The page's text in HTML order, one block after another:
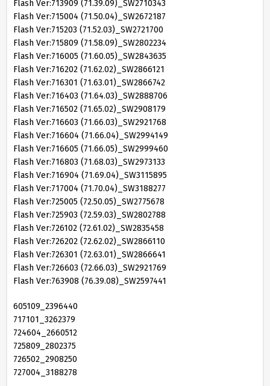
Flash Ver:713909 (71.39.09)_SW2710343
Flash Ver:715004 (71.50.04)_SW2672187
Flash Ver:715203 (71.52.03)_SW2721700
Flash Ver:715809 (71.58.09)_SW2802234
Flash Ver:716005 (71.60.05)_SW2843635
Flash Ver:716202 (71.62.02)_SW2866121
Flash Ver:716301 (71.63.01)_SW2866742
Flash Ver:716403 (71.64.03)_SW2888706
Flash Ver:716502 (71.65.02)_SW2908179
Flash Ver:716603 (71.66.03)_SW2921768
Flash Ver:716604 (71.66.04)_SW2994149
Flash Ver:716605 (71.66.05)_SW2999460
Flash Ver:716803 (71.68.03)_SW2973133
Flash Ver:716904 (71.69.04)_SW3115895
Flash Ver:717004 (71.70.04)_SW3188277
Flash Ver:725005 (72.50.05)_SW2775678
Flash Ver:725903 (72.59.03)_SW2802788
Flash Ver:726102 (72.61.02)_SW2835458
Flash Ver:726202 (72.62.02)_SW2866110
Flash Ver:726301 (72.63.01)_SW2866641
Flash Ver:726603 (72.66.03)_SW2921769
Flash Ver:763908 (76.39.08)_SW2597441
605109_2396440
717101_3262379
724604_2660512
725809_2802375
726502_2908250
727004_3188278